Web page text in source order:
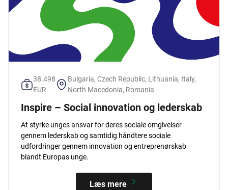
38.498
EUR
Bulgaria, Czech Republic, Lithuania, Italy,
North Macedonia, Romania
Inspire – Social innovation og lederskab
At styrke unges ansvar for deres sociale omgivelser
gennem lederskab og samtidig håndtere sociale
udfordringer gennem innovation og entreprenørskab
blandt Europas unge.
Læs mere